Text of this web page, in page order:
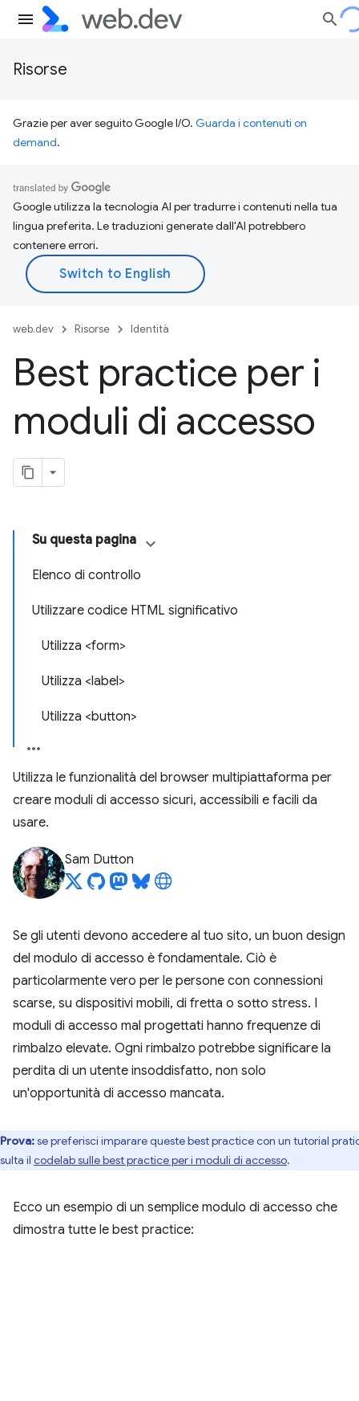
Risorse
Grazie per aver seguito Google I/O. Guarda i contenuti on
demand.
Google utilizza la tecnologia AI per tradurre i contenuti nella tua
lingua preferita. Le traduzioni generate dall'AI potrebbero
contenere errori.
web.dev Risorse Identità
Best practice per i
moduli di accesso
Su questa pagina
Elenco di controllo
Utilizzare codice HTML significativo
Utilizza <form>
Utilizza <label>
Utilizza <button>
Utilizza le funzionalità del browser multipiattaforma per
creare moduli di accesso sicuri, accessibili e facili da
usare.
Sam Dutton
Se gli utenti devono accedere al tuo sito, un buon design
del modulo di accesso è fondamentale. Ciò è
particolarmente vero per le persone con connessioni
scarse, su dispositivi mobili, di fretta o sotto stress. I
moduli di accesso mal progettati hanno frequenze di
rimbalzo elevate. Ogni rimbalzo potrebbe significare la
perdita di un utente insoddisfatto, non solo
un'opportunità di accesso mancata.
Prova:se preferisci imparare queste best practice con un tutorial
il codelab sulle best practice per i moduli di accesso.
Ecco un esempio di un semplice modulo di accesso che
dimostra tutte le best practice: